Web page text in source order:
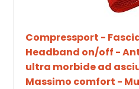
Compressport -
Headband on/off -
ultra morbide ad
Massimo comfort -